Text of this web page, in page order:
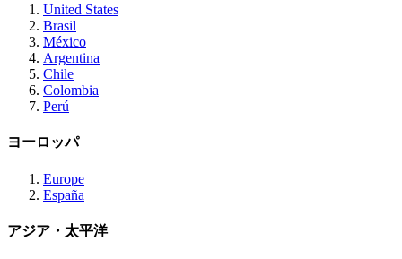
United States
Brasil
México
Argentina
Chile
Colombia
Perú
ヨーロッパ
Europe
España
アジア・太平洋